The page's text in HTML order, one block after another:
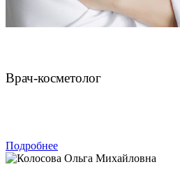
Врач-косметолог
Подробнее